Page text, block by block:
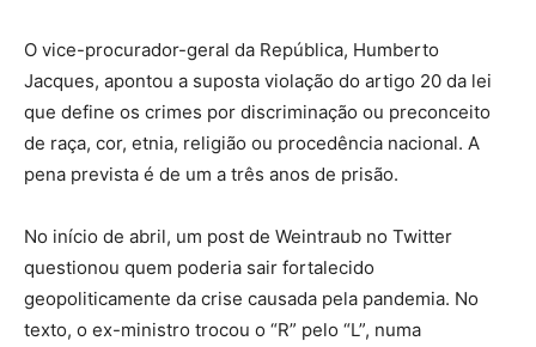
O vice-procurador-geral da República, Humberto
Jacques, apontou a suposta violação do artigo 20 da lei
que define os crimes por discriminação ou preconceito
de raça, cor, etnia, religião ou procedência nacional. A
pena prevista é de um a três anos de prisão.
No início de abril, um post de Weintraub no Twitter
questionou quem poderia sair fortalecido
geopoliticamente da crise causada pela pandemia. No
texto, o ex-ministro trocou o “R” pelo “L”, numa